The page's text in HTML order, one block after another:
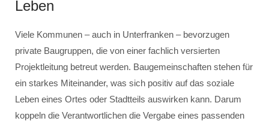
Leben
Viele Kommunen – auch in Unterfranken – bevorzugen
private Baugruppen, die von einer fachlich versierten
Projektleitung betreut werden. Baugemeinschaften stehen für
ein starkes Miteinander, was sich positiv auf das soziale
Leben eines Ortes oder Stadtteils auswirken kann. Darum
koppeln die Verantwortlichen die Vergabe eines passenden